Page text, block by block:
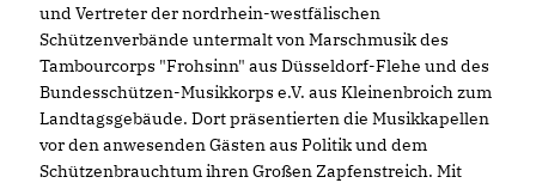
und Vertreter der nordrhein-westfälischen
Schützenverbände untermalt von Marschmusik des
Tambourcorps "Frohsinn" aus Düsseldorf-Flehe und des
Bundesschützen-Musikkorps e.V. aus Kleinenbroich zum
Landtagsgebäude. Dort präsentierten die Musikkapellen
vor den anwesenden Gästen aus Politik und dem
Schützenbrauchtum ihren Großen Zapfenstreich. Mit